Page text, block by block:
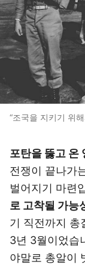
“조국을 지키기 위
포탄을 뚫고 온
전쟁이 끝나가
벌어지기 마련
로 고착될 가능
기 직전까지 총
3년 3월이었습
야말로 총알이